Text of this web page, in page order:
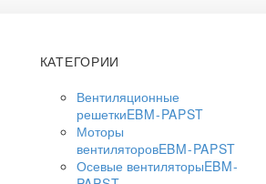
КАТЕГОРИИ
Вентиляционные
решеткиEBM-PAPST
Моторы
вентиляторовEBM-PAPST
Осевые вентиляторыEBM-